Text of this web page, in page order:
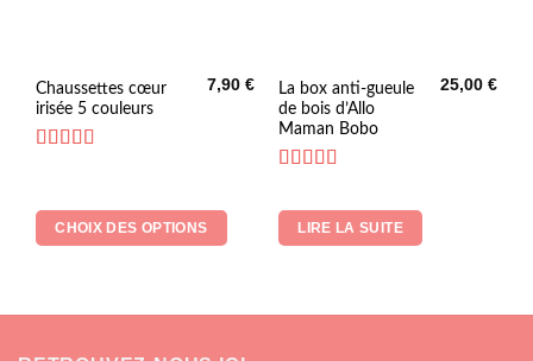
Chaussettes cœur
irisée 5 couleurs
7,90€
CHOIX DES OPTIONS
Ce
produit
Les
options
choisies
La box anti-gueule
de bois d’Allo
Maman Bobo
25,00€
LIRE LA SUITE